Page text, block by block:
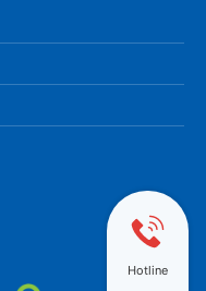
Hotline